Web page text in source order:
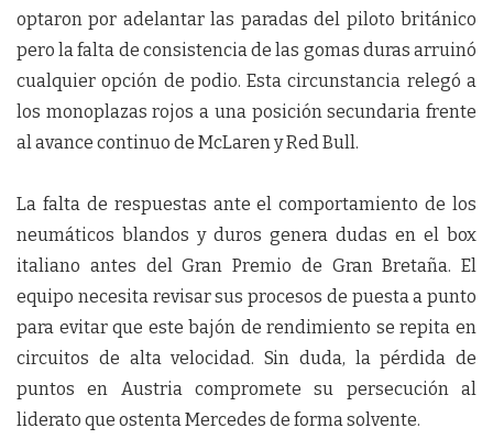
optaron por adelantar las paradas del piloto británico
pero la falta de consistencia de las gomas duras arruinó
cualquier opción de podio. Esta circunstancia relegó a
los monoplazas rojos a una posición secundaria frente
al avance continuo de McLaren y Red Bull.
La falta de respuestas ante el comportamiento de los
neumáticos blandos y duros genera dudas en el box
italiano antes del Gran Premio de Gran Bretaña. El
equipo necesita revisar sus procesos de puesta a punto
para evitar que este bajón de rendimiento se repita en
circuitos de alta velocidad. Sin duda, la pérdida de
puntos en Austria compromete su persecución al
liderato que ostenta Mercedes de forma solvente.